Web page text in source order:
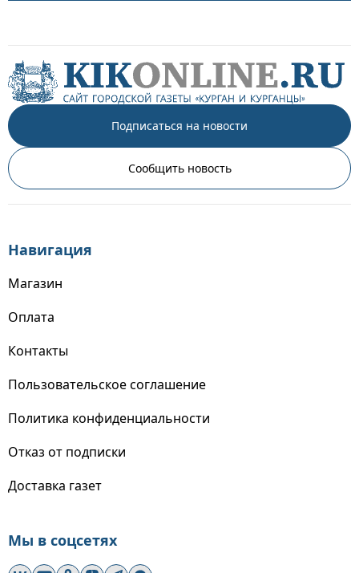
Подписаться на новости
Сообщить новость
Навигация
Магазин
Оплата
Контакты
Пользовательское соглашение
Политика конфиденциальности
Отказ от подписки
Доставка газет
Мы в соцсетях